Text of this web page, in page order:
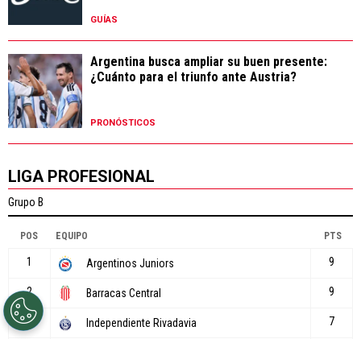
GUÍAS
Argentina busca ampliar su buen presente:
¿Cuánto para el triunfo ante Austria?
PRONÓSTICOS
LIGA PROFESIONAL